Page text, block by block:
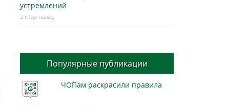
устремлений
2 года назад
Популярные публикации
ЧОПам раскрасили правила